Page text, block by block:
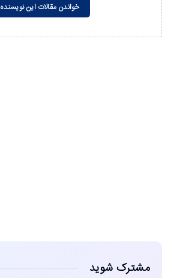
خواندن مقالات این نویسنده
مشترک شوید